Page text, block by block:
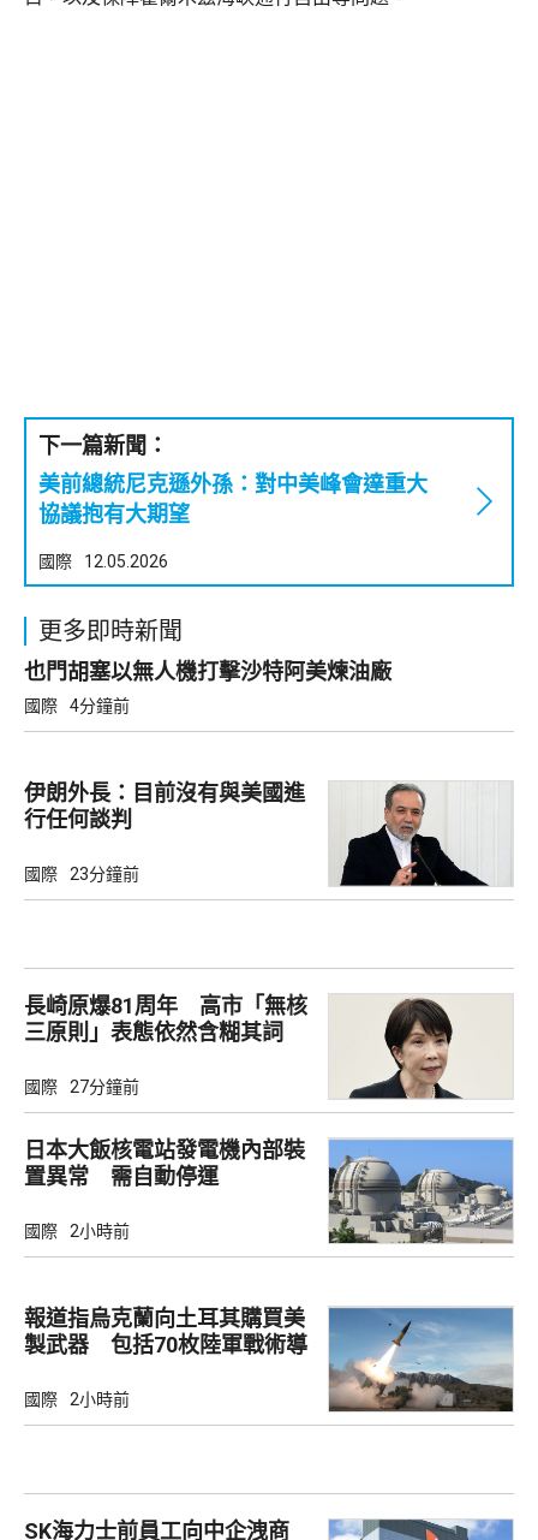
下一篇新聞：
美前總統尼克遜外孫：對中美峰會達重大
協議抱有大期望
國際 12.05.2026
更多即時新聞
也門胡塞以無人機打擊沙特阿美煉油廠
國際 4分鐘前
伊朗外長：目前沒有與美國進
行任何談判
國際 23分鐘前
長崎原爆81周年 高市「無核
三原則」表態依然含糊其詞
國際 27分鐘前
日本大飯核電站發電機內部裝
置異常 需自動停運
國際 2小時前
報道指烏克蘭向土耳其購買美
製武器 包括70枚陸軍戰術導
國際 2小時前
SK海力士前員工向中企洩商